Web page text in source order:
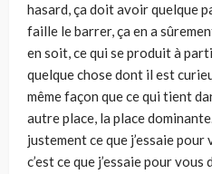
hasard, ça doit avoir quelque
faille le barrer, ça en a
en soit, ce qui se produit à
quelque chose dont il est
même façon que ce qui tient
autre place, la place dominante.
justement ce que j’essaie pour
c’est ce que j’essaie pour vous